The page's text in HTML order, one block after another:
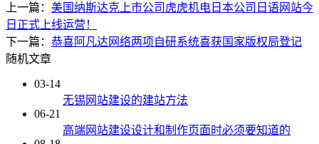
上一篇： 美国纳斯达克上市公司虎虎机电日本公司日语网站今
日正式上线运营！
下一篇： 恭喜阿凡达网络两项自研系统喜获国家版权局登记
随机文章
03-14
无锡网站建设的建站方法
06-21
高端网站建设设计和制作页面时必须要知道的